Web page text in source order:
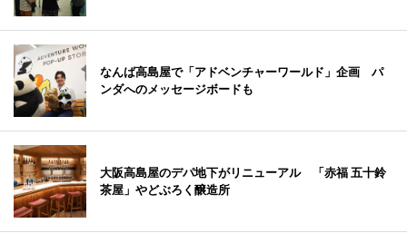
なんば高島屋で「アドベンチャーワールド」企画 パ
ンダへのメッセージボードも
大阪高島屋のデパ地下がリニューアル 「赤福 五十鈴
茶屋」やどぶろく醸造所